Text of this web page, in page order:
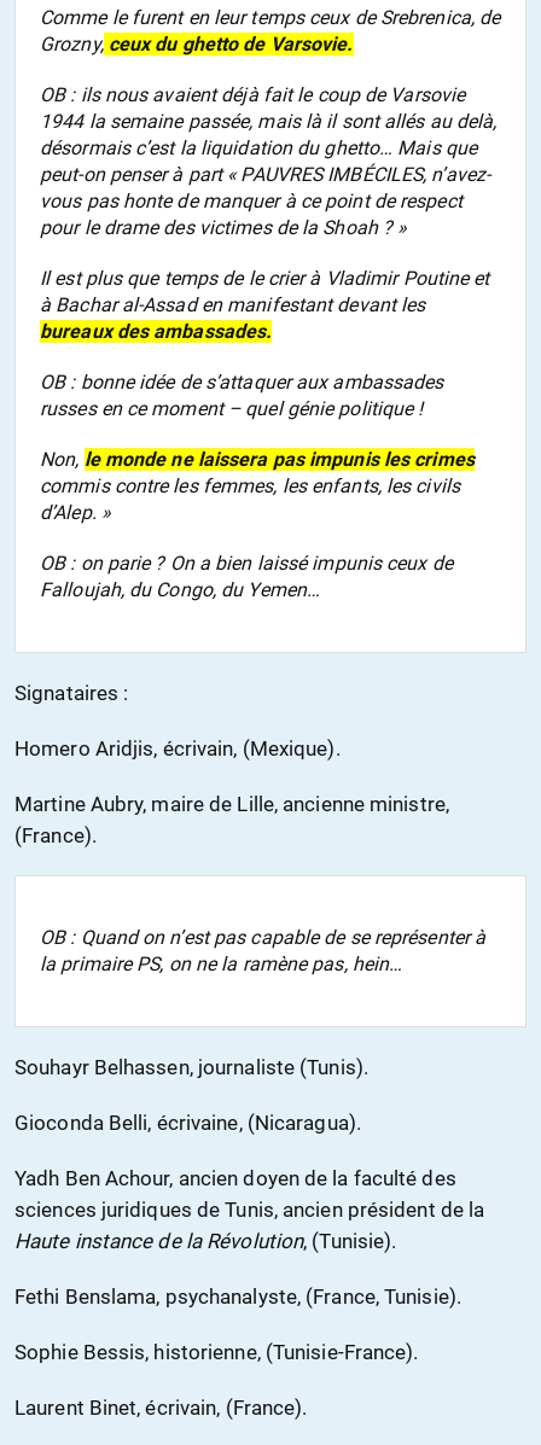
Comme le furent en leur temps ceux de Srebrenica, de
Grozny,ceux du ghetto de Varsovie.
OB : ils nous avaient déjà fait le coup de Varsovie
1944 la semaine passée, mais là il sont allés au delà,
désormais c’est la liquidation du ghetto… Mais que
peut-on penser à part « PAUVRES IMBÉCILES, n’avez-
vous pas honte de manquer à ce point de respect
pour le drame des victimes de la Shoah ? »
Il est plus que temps de le crier à Vladimir Poutine et
à Bachar al-Assad en manifestant devant les
bureaux des ambassades.
OB : bonne idée de s’attaquer aux ambassades
russes en ce moment – quel génie politique !
Non, le monde ne laissera pas impunis les crimes
commis contre les femmes, les enfants, les civils
d’Alep. »
OB : on parie ? On a bien laissé impunis ceux de
Falloujah, du Congo, du Yemen…
Signataires :
Homero Aridjis, écrivain, (Mexique).
Martine Aubry, maire de Lille, ancienne ministre,
(France).
OB : Quand on n’est pas capable de se représenter à
la primaire PS, on ne la ramène pas, hein…
Souhayr Belhassen, journaliste (Tunis).
Gioconda Belli, écrivaine, (Nicaragua).
Yadh Ben Achour, ancien doyen de la faculté des
sciences juridiques de Tunis, ancien président de la
Haute instance de la Révolution, (Tunisie).
Fethi Benslama, psychanalyste, (France, Tunisie).
Sophie Bessis, historienne, (Tunisie-France).
Laurent Binet, écrivain, (France).